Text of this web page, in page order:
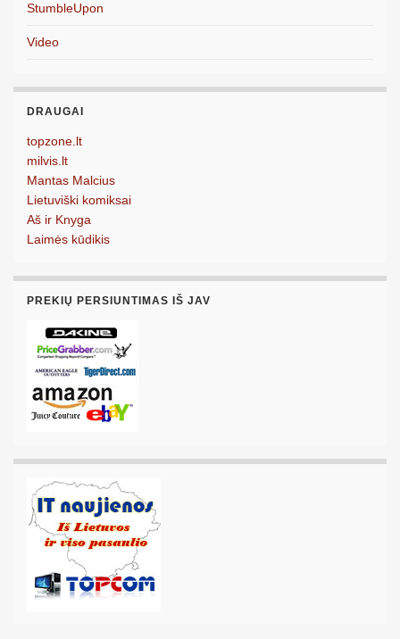
StumbleUpon
Video
DRAUGAI
topzone.lt
milvis.lt
Mantas Malcius
Lietuviški komiksai
Aš ir Knyga
Laimės kūdikis
PREKIŲ PERSIUNTIMAS IŠ JAV